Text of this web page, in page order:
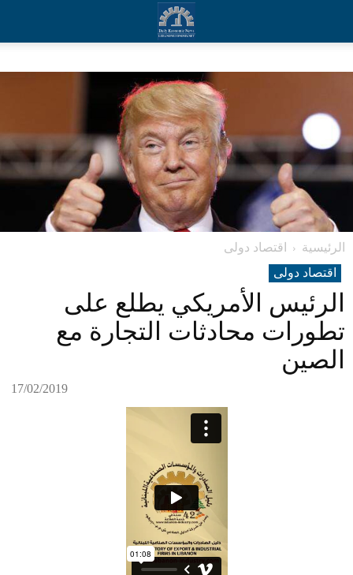
الرئيسية
اقتصاد دولی
اقتصاد دولی
الرئيس الأمريكي يطلع على
تطورات محادثات التجارة مع
الصين
17/02/2019